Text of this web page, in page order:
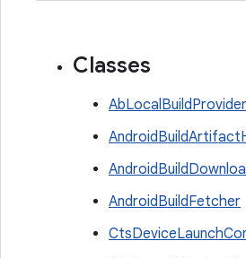
Classes
AbLocalBuildProvider
AndroidBuildFetcher